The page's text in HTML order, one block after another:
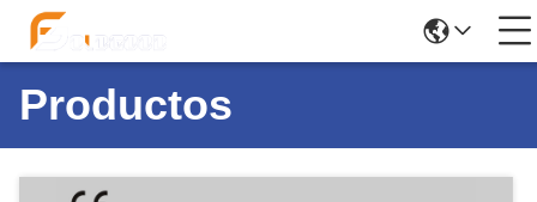
Productos